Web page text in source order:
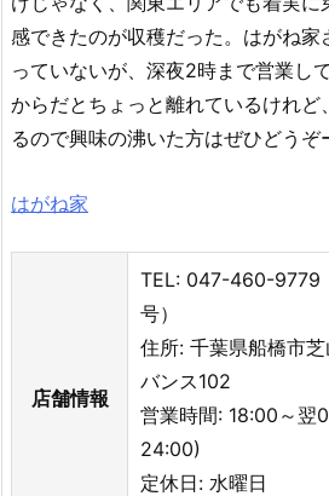
感できたのが収穫だった。はがね家
っていないが、深夜2時まで営業し
からだとちょっと離れているけれど
るので興味の沸いた方はぜひどうぞ
はがね家
店舗情報
TEL: 047-460-9779
号）
住所: 千葉県船橋市
バンス102
営業時間: 18:00～翌
24:00)
定休日: 水曜日